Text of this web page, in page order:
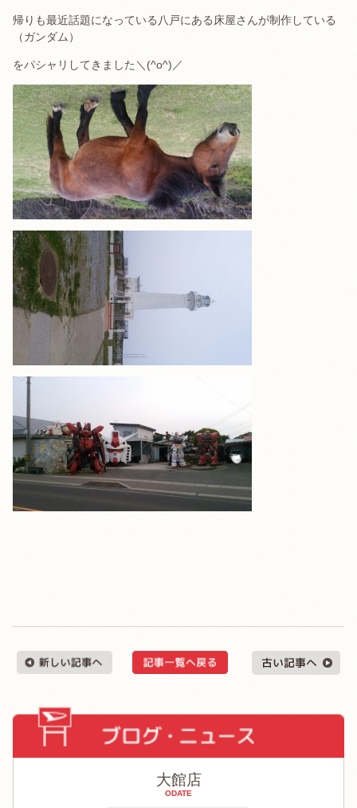
帰りも最近話題になっている八戸にある床屋さんが制作している
（ガンダム）
をパシャリしてきました＼(^o^)／
大館店
ODATE